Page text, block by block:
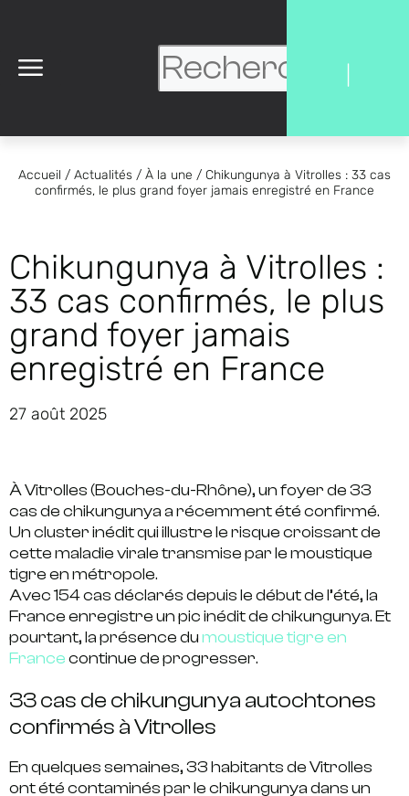
Accueil / Actualités / À la une / Chikungunya à Vitrolles : 33 cas
confirmés, le plus grand foyer jamais enregistré en France
Chikungunya à Vitrolles :
33 cas confirmés, le plus
grand foyer jamais
enregistré en France
27 août 2025
À Vitrolles (Bouches-du-Rhône), un foyer de33
cas de chikungunyaa récemment été confirmé.
Un cluster inédit qui illustre le risque croissant de
cette maladie virale transmise par lemoustique
tigreen métropole.
Avec 154 cas déclarés depuis le début de l’été, la
France enregistre un pic inédit de chikungunya. Et
pourtant, la présence dumoustique tigre en
Francecontinue de progresser.
33 cas de chikungunya autochtones
confirmés à Vitrolles
En quelques semaines,33 habitants de Vitrolles
ont été contaminés par lechikungunyadansun